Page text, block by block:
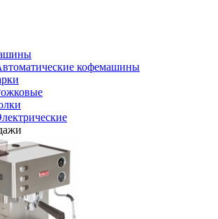
кофемашины